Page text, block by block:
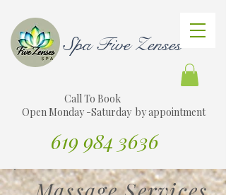
Spa Five Zenses
Call To Book
Open Monday -Saturday by appointment
619 984 3636
Traducir sitio web al español